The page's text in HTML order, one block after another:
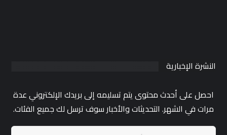
النشرة الإخبارية
احصل على أحدث محتوى يتم تسليمه إلى بريدك الإلكتروني عدة
مرات في الشهر. التحديثات والأخبار سوف ترسل لك جميع الفئات.